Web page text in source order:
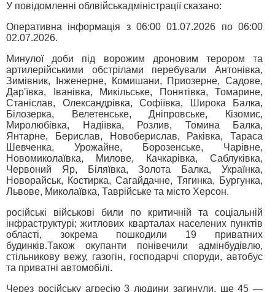
У повідомленні облвійськадміністрації сказано:
Оперативна інформація з 06:00 01.07.2026 по 06:00
02.07.2026.
Минулої доби під ворожим дроновим терором та
артилерійськими обстрілами перебували Антонівка,
Зимівник, Інженерне, Комишани, Приозерне, Садове,
Дар'ївка, Іванівка, Микільське, Понятівка, Томарине,
Станіслав, Олександрівка, Софіївка, Широка Балка,
Білозерка, Велетенське, Дніпровське, Кізомис,
Миролюбівка, Надіївка, Розлив, Томина Балка,
Янтарне, Берислав, Новоберислав, Раківка, Тараса
Шевченка, Урожайне, Борозенське, Чарівне,
Новомиколаївка, Милове, Качкарівка, Саблуківка,
Червоний Яр, Біляївка, Золота Балка, Українка,
Новорайськ, Костирка, Сагайдачне, Тягинка, Бургунка,
Львове, Миколаївка, Таврійське та місто Херсон.
російські військові били по критичній та соціальній
інфраструктурі; житлових кварталах населених пунктів
області, зокрема пошкодили 19 приватних
будинків.Також окупанти понівечили адмінбудівлю,
стільникову вежу, газогін, господарчі споруди, автобус
та приватні автомобілі.
Через російську агресію 3 людини загинули, ще 45 —